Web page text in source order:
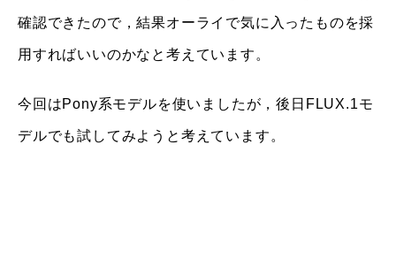
確認できたので，結果オーライで気に入ったものを採
用すればいいのかなと考えています。
今回はPony系モデルを使いましたが，後日FLUX.1モ
デルでも試してみようと考えています。